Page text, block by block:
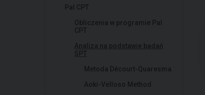
Pal CPT
Obliczenia w programie Pal
CPT
Analiza na podstawie badań
SPT
Metoda Décourt-Quaresma
Aoki-Velloso Method